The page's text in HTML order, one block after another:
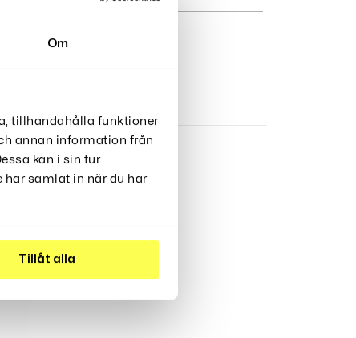
Om
tillhandahålla funktioner
annan information från
kan i sin tur
samlat in när du har
Tillåt alla
Snacks Skål